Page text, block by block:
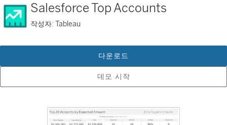
Salesforce Top Accounts
작성자: Tableau
데모 시작
다운로드